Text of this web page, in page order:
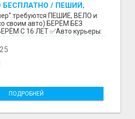
БЕСПЛАТНО / ПЕШИЙ,
/ БЕРЕМ БЕЗ
ЛЮБОЙ РАЙОН / С 16 ЛЕТ
требуются ПЕШИЕ, ВЕЛО и
своим авто) БЕРЁМ БЕЗ
С 16 ЛЕТ ✅Авто курьеры:
ПОДРОБНЕЙ